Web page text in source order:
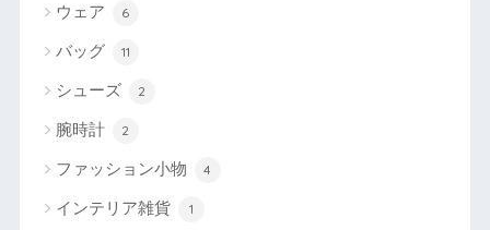
ウェア 6
バッグ 11
シューズ 2
腕時計 2
ファッション小物 4
インテリア雑貨 1